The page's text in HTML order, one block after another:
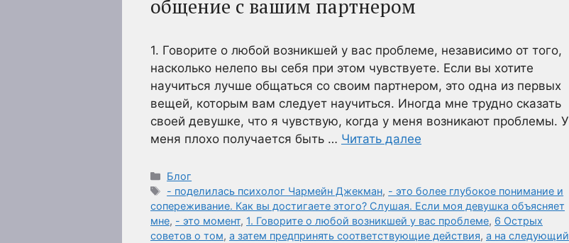
общение с вашим партнером
1. Говорите о любой возникшей у вас проблеме, независимо от того,
насколько нелепо вы себя при этом чувствуете. Если вы хотите
научиться лучше общаться со своим партнером, это одна из первых
вещей, которым вам следует научиться. Иногда мне трудно сказать
своей девушке, что я чувствую, когда у меня возникают проблемы. У
меня плохо получается быть … Читать далее
Рубрики
Блог
Метки
- поделилась психолог Чармейн Джекман, - это более глубокое понимание и
сопереживание. Как вы достигаете этого? Слушая. Если моя девушка объясняет
мне, - это момент, 1. Говорите о любой возникшей у вас проблеме, 6 Острых
советов о том, а затем предпринять соответствующие действия, а на следующий